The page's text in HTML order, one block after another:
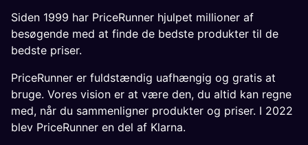
Siden 1999 har PriceRunner hjulpet millioner af
besøgende med at finde de bedste produkter til de
bedste priser.
PriceRunner er fuldstændig uafhængig og gratis at
bruge. Vores vision er at være den, du altid kan regne
med, når du sammenligner produkter og priser. I 2022
blev PriceRunner en del af Klarna.